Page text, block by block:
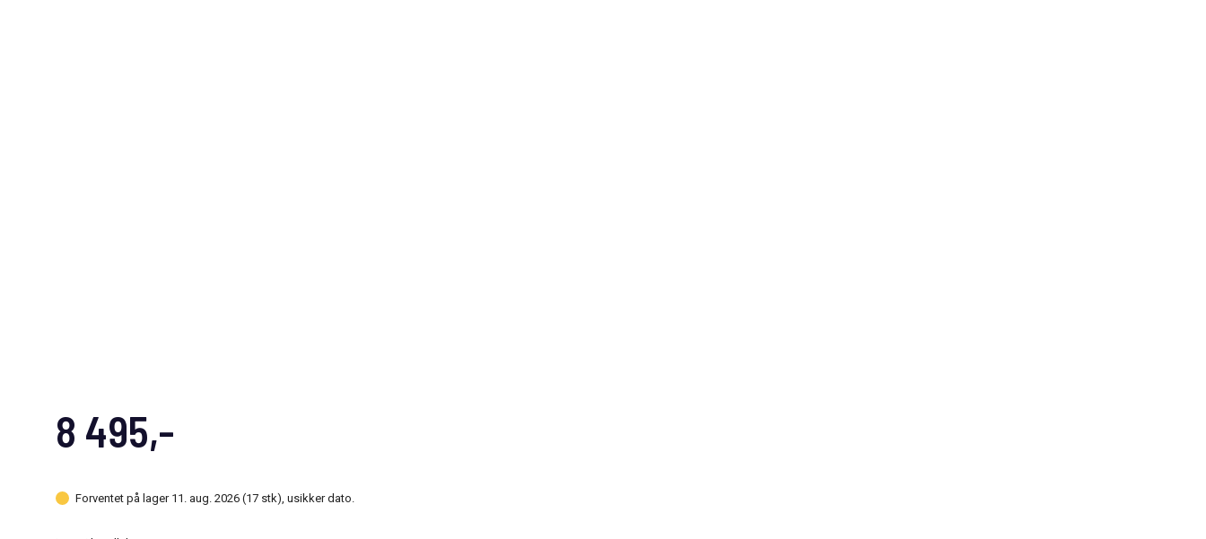
8 495,-
Forventet på lager 11. aug. 2026 (17 stk), usikker dato.